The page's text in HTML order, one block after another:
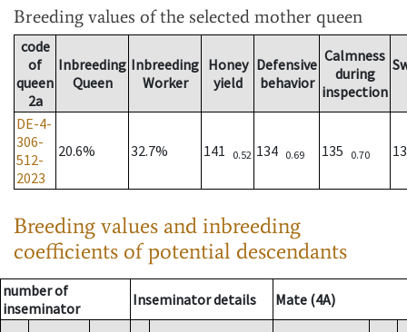
Breeding values of the selected mother queen
code
of
queen
2a
Inbreeding
Queen
Inbreeding
Worker
Honey
yield
Defensive
behavior
Calmness
during
inspection
DE-4-
306-
512-
2023
20.6% 32.7% 141 0.52 134 0.69 135 0.70
Breeding values and inbreeding
coefficients of potential descendants
number of
inseminator
Inseminator details Mate (4A)